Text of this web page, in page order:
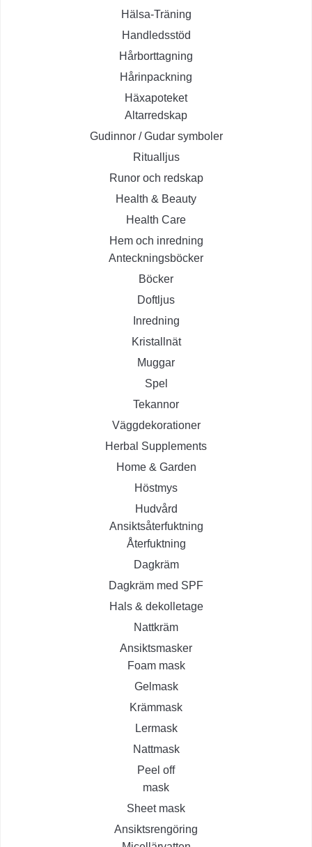
Hälsa-Träning
Handledsstöd
Hårborttagning
Hårinpackning
Häxapoteket
Altarredskap
Gudinnor / Gudar symboler
Ritualljus
Runor och redskap
Health & Beauty
Health Care
Hem och inredning
Anteckningsböcker
Böcker
Doftljus
Inredning
Kristallnät
Muggar
Spel
Tekannor
Väggdekorationer
Herbal Supplements
Home & Garden
Höstmys
Hudvård
Ansiktsåterfuktning
Återfuktning
Dagkräm
Dagkräm med SPF
Hals & dekolletage
Nattkräm
Ansiktsmasker
Foam mask
Gelmask
Krämmask
Lermask
Nattmask
Peel off
mask
Sheet mask
Ansiktsrengöring